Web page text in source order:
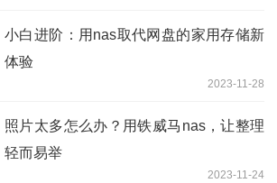
小白进阶：用nas取代网盘的家用存储新
体验
2023-11-28
照片太多怎么办？用铁威马nas，让整理
轻而易举
2023-11-24